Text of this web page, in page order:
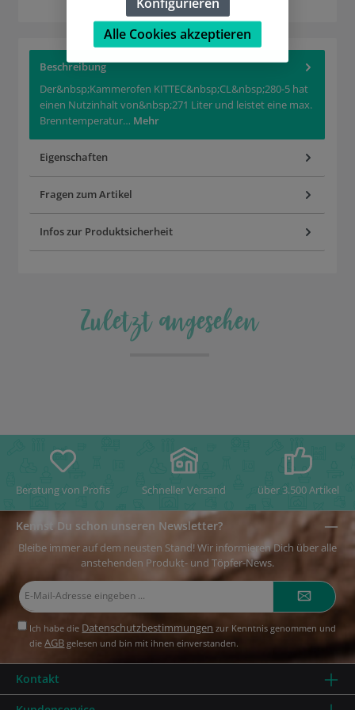
Beschreibung
Der&nbsp;Kammerofen KITTEC&nbsp;CL&nbsp;280-5 hat
einen Nutzinhalt von&nbsp;271 Liter und leistet eine max.
Brenntemperatur… Mehr
Eigenschaften
Fragen zum Artikel
Infos zur Produktsicherheit
Zuletzt angesehen
Beratung von Profis Schneller Versand über 3.500 Artikel
Kennst Du schon unseren Newsletter?
Bleibe immer auf dem neusten Stand! Wir informieren Dich über alle
anstehenden Produkt- und Töpfer-News.
Ich habe die Datenschutzbestimmungen zur Kenntnis genommen und
dieAGB gelesen und bin mit ihnen einverstanden.
Kontakt
Alle Cookies akzeptieren